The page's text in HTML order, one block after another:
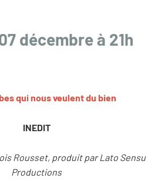
décembre à 21h
qui nous veulent du bien
INEDIT
Rousset, produit par Lato Sensu
Productions